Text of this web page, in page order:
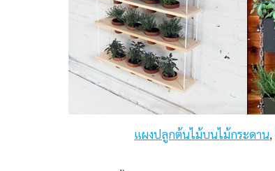
แผงปลูกต้นไม้บนไม้กระดาน,